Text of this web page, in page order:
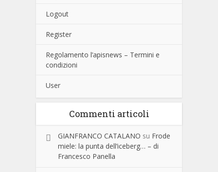
Logout
Register
Regolamento l’apisnews – Termini e
condizioni
User
Commenti articoli
GIANFRANCO CATALANO su Frode
miele: la punta dell’iceberg… – di
Francesco Panella